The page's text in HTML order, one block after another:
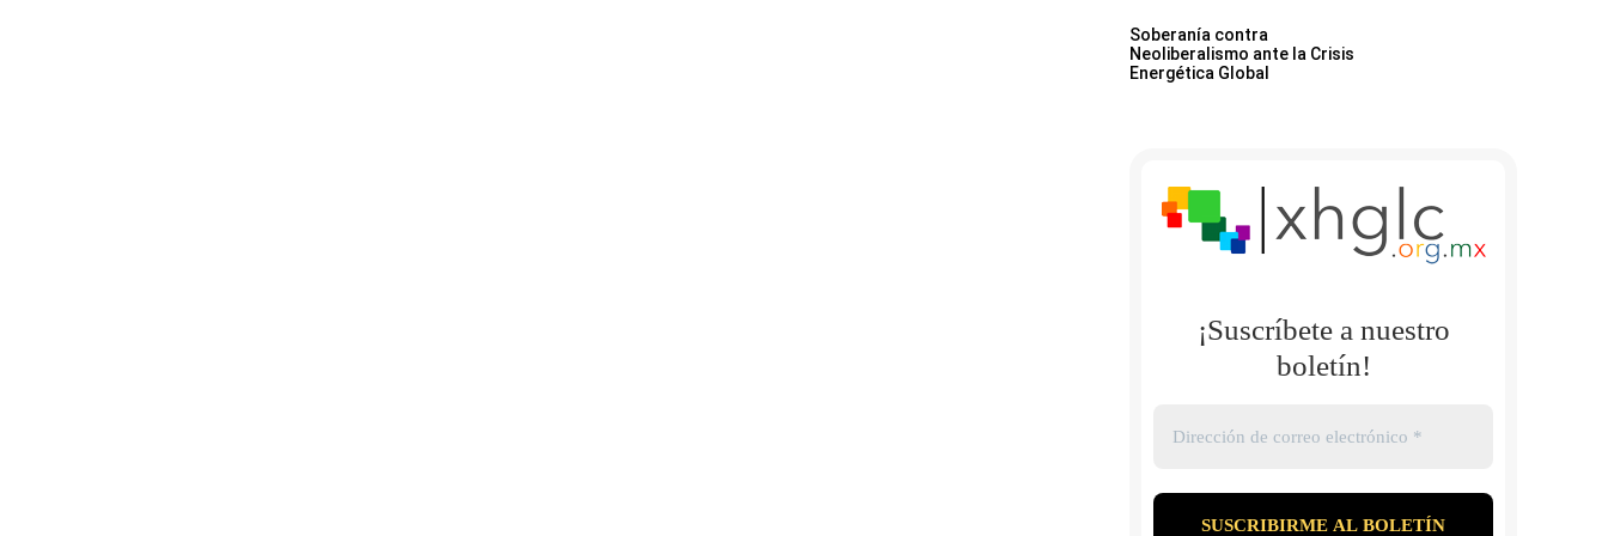
Soberanía contra
Neoliberalismo ante la Crisis
Energética Global
¡Suscríbete a nuestro
boletín!